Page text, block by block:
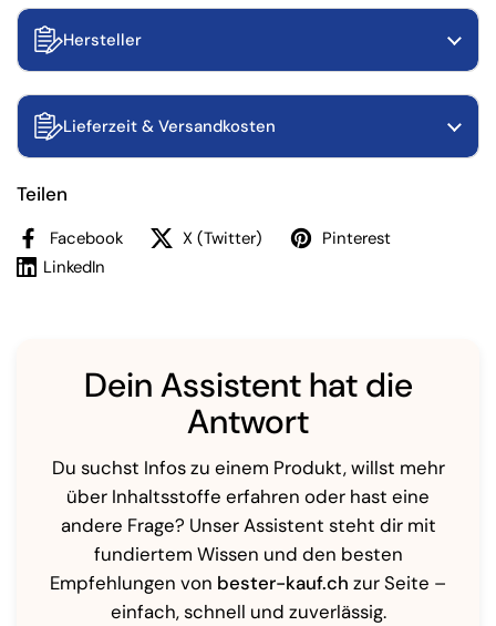
Hersteller
Lieferzeit & Versandkosten
Teilen
Facebook X (Twitter)
Pinterest
LinkedIn
Dein Assistent hat die
Antwort
Du suchst Infos zu einem Produkt, willst mehr
über Inhaltsstoffe erfahren oder hast eine
andere Frage? Unser Assistent steht dir mit
fundiertem Wissen und den besten
Empfehlungen von bester-kauf.ch zur Seite –
einfach, schnell und zuverlässig.